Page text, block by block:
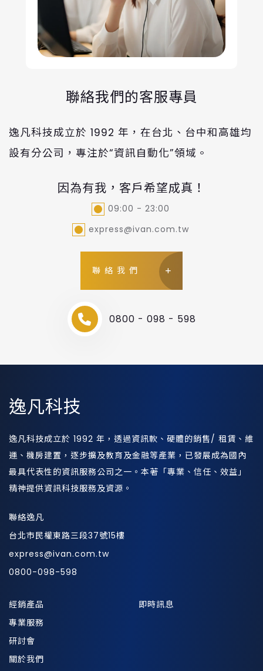
聯絡我們的客服專員
逸凡科技成立於 1992 年，在台北、台中和高雄均
設有分公司，專注於“資訊自動化”領域。
因為有我，客戶希望成真！
09:00 - 23:00
express@ivan.com.tw
聯絡我們
0800 - 098 - 598
逸凡科技
逸凡科技成立於 1992 年，透過資訊軟、硬體的銷售/ 租賃、維
運、機房建置，逐步擴及教育及金融等產業，已發展成為國內
最具代表性的資訊服務公司之一。本著「專業、信任、效益」
精神提供資訊科技服務及資源。
聯絡逸凡
台北市民權東路三段37號15樓
express@ivan.com.tw
0800-098-598
經銷產品
專業服務
研討會
關於我們
即時訊息